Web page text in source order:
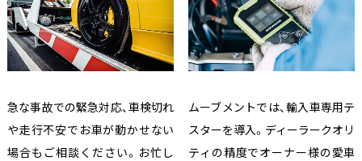
急な事故での緊急対応、車検切れ
や走行不安でお車が動かせない
場合もご相談ください。お忙し
ムーブメントでは、輸入車専用テ
スターを導入。ディーラークオリ
ティの精度でオーナー様の愛車